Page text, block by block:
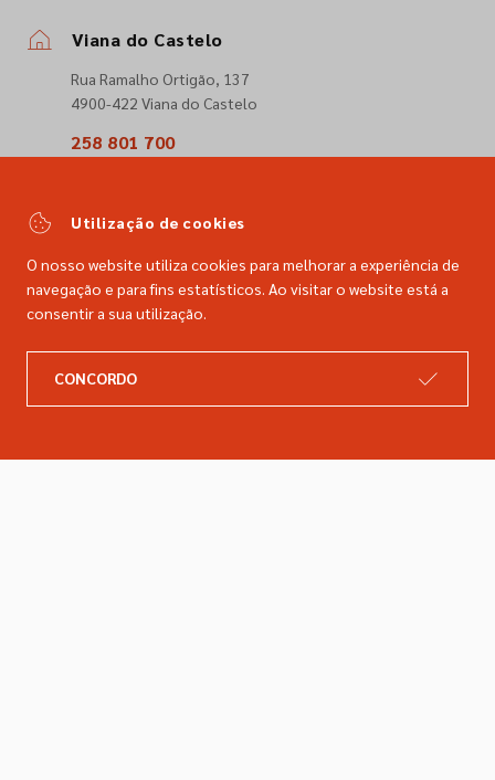
Viana do Castelo
Rua Ramalho Ortigão, 137
4900-422 Viana do Castelo
258 801 700
comercial@dimacer.com
Catálogo
Utilização de cookies
O nosso website utiliza cookies para melhorar a experiência de
navegação e para fins estatísticos. Ao visitar o website está a
consentir a sua utilização.
CONCORDO